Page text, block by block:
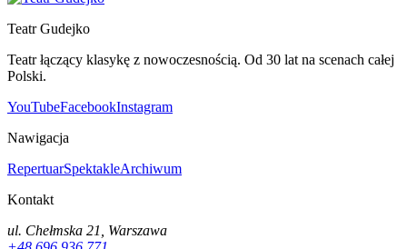
Teatr Gudejko
Teatr łączący klasykę z nowoczesnością. Od 30 lat na scenach całej
Polski.
YouTubeFacebookInstagram
Nawigacja
RepertuarSpektakleArchiwum
Kontakt
ul. Chełmska 21, Warszawa